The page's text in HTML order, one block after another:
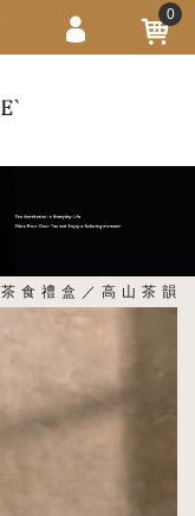
茶 食 禮 盒 高 山 茶 韻
0